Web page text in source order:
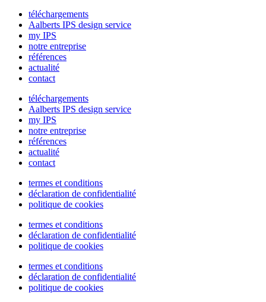
téléchargements
Aalberts IPS design service
my IPS
notre entreprise
références
actualité
contact
téléchargements
Aalberts IPS design service
my IPS
notre entreprise
références
actualité
contact
termes et conditions
déclaration de confidentialité
politique de cookies
termes et conditions
déclaration de confidentialité
politique de cookies
termes et conditions
déclaration de confidentialité
politique de cookies